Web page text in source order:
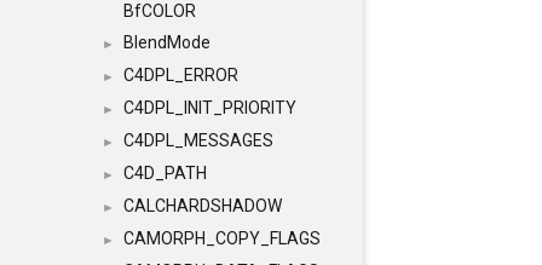
BfCOLOR
► BlendMode
► C4DPL_ERROR
► C4DPL_INIT_PRIORITY
► C4DPL_MESSAGES
► C4D_PATH
► CALCHARDSHADOW
►
CAMORPH_COPY_FLAGS